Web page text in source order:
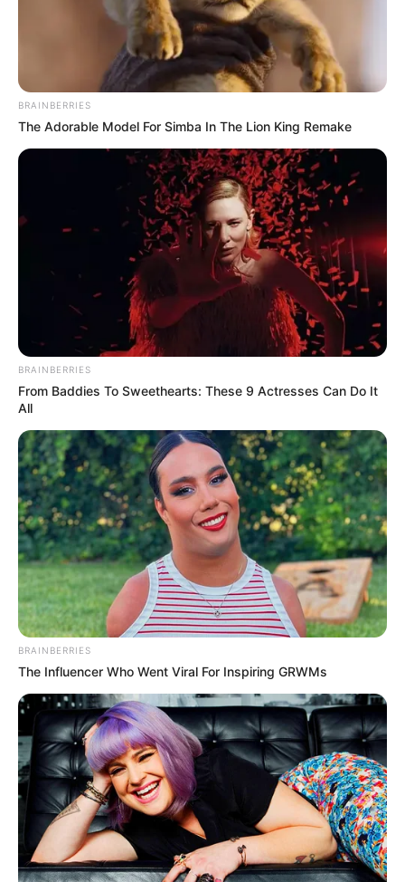
Top 10 Pop Divas (She's Not Number 1)
8 Movies Based On Real Stories That Give Us
Shivers
BRAINBERRIES
The 90s Was A Fantastic Decade For Fans Of Action
Movies
BRAINBERRIES
BRAINBERRIES
The Adorable Model For Simba In The Lion King Remake
BRAINBERRIES
From Baddies To Sweethearts: These 9 Actresses Can Do It
All
BRAINBERRIES
The Influencer Who Went Viral For Inspiring GRWMs